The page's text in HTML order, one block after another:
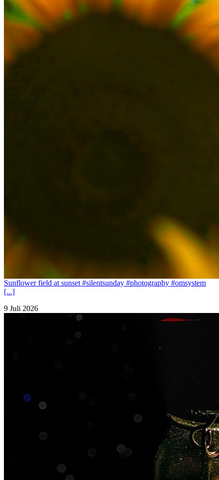
Sunflower field at sunset #silentsunday #photography #omsystem
[...]
9 Juli 2026